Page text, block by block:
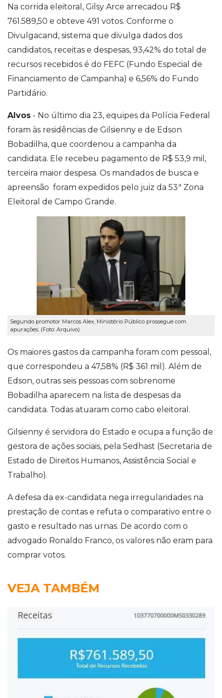
Na corrida eleitoral, Gilsy Arce arrecadou R$
761.589,50 e obteve 491 votos. Conforme o
Divulgacand, sistema que divulga dados dos
candidatos, receitas e despesas, 93,42% do total de
recursos recebidos é do FEFC (Fundo Especial de
Financiamento de Campanha) e 6,56% do Fundo
Partidário.
Alvos - No último dia 23, equipes da Polícia Federal
foram às residências de Gilsienny e de Edson
Bobadilha, que coordenou a campanha da
candidata. Ele recebeu pagamento de R$ 53,9 mil,
terceira maior despesa. Os mandados de busca e
apreensão foram expedidos pelo juiz da 53ª Zona
Eleitoral de Campo Grande.
Segundo promotor Marcos Alex, Ministério Público prossegue com
apurações. (Foto: Arquivo)
Os maiores gastos da campanha foram com pessoal,
que correspondeu a 47,58% (R$ 361 mil). Além de
Edson, outras seis pessoas com sobrenome
Bobadilha aparecem na lista de despesas da
candidata. Todas atuaram como cabo eleitoral.
Gilsienny é servidora do Estado e ocupa a função de
gestora de ações sociais, pela Sedhast (Secretaria de
Estado de Direitos Humanos, Assistência Social e
Trabalho).
A defesa da ex-candidata nega irregularidades na
prestação de contas e refuta o comparativo entre o
gasto e resultado nas urnas. De acordo com o
advogado Ronaldo Franco, os valores não eram para
comprar votos.
VEJA TAMBÉM